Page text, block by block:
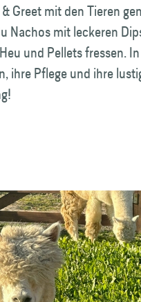
& Greet mit den Tieren
Nachos mit leckeren
und Pellets fressen.
ihre Pflege und ihre